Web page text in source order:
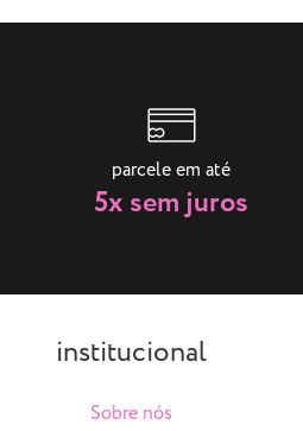
parcele em até
5x sem juros
institucional
Sobre nós